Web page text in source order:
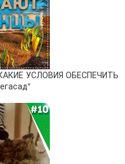
УСЛОВИЯ ОБЕСПЕЧИТЬ